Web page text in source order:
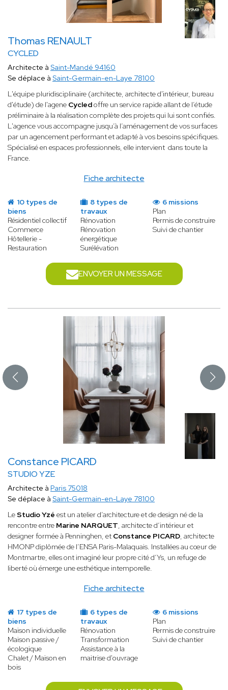
Thomas RENAULT
CYCLED
Fiche architecte
Architecte à Saint-Mandé 94160
Se déplace à Saint-Germain-en-Laye 78100
​L'équipe pluridisciplinaire (architecte, architecte d'intérieur, bureau
d'étude) de l'agene Cycledoffre un service rapide allant de l’étude
préliminaire à la réalisation complète des projets qui lui sont confiés.
L'agence vous accompagne jusqu’à l’aménagement de vos surfaces
par un agencement performant et adapté à vos besoins spécifiques.
Spécialisé en espaces professionnels, elle intervient dans toute la
France.
10 types de
biens
Résidentiel collectif
Commerce
Hôtellerie -
Restauration
8 types de
travaux
Rénovation
Rénovation
énergétique
Surélévation
6 missions
Plan
Permis de construire
Suivi de chantier
ENVOYER UN MESSAGE
Constance PICARD
STUDIO YZE
Fiche architecte
Architecte à Paris 75018
Se déplace à Saint-Germain-en-Laye 78100
LeStudio Yzé est un atelier d’architecture et de design né de la
rencontre entre Marine NARQUET, architecte d’intérieur et
designer formée à Penninghen, et Constance PICARD, architecte
HMONP diplômée de l’ENSA Paris-Malaquais. Installées au cœur de
Montmartre, elles ont imaginé leur propre cité d’Ys, un refuge de
liberté où émerge une esthétique intemporelle.
17 types de
biens
Maison individuelle
Maison passive /
écologique
Chalet / Maison en
bois
6 types de
travaux
Rénovation
Transformation
Assistance à la
maitrise d'ouvrage
6 missions
Plan
Permis de construire
Suivi de chantier